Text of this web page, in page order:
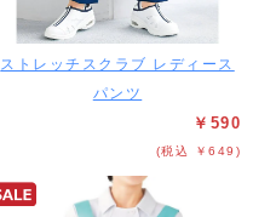
ストレッチスクラブ レディース
パンツ
￥590
(税込 ￥649)